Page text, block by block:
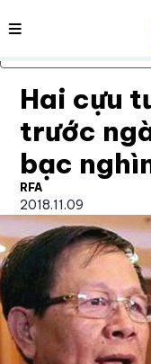
Bỏ qua nội dung
Nội dung
Hai cựu
trước
bạc
RFA
2018.11.09